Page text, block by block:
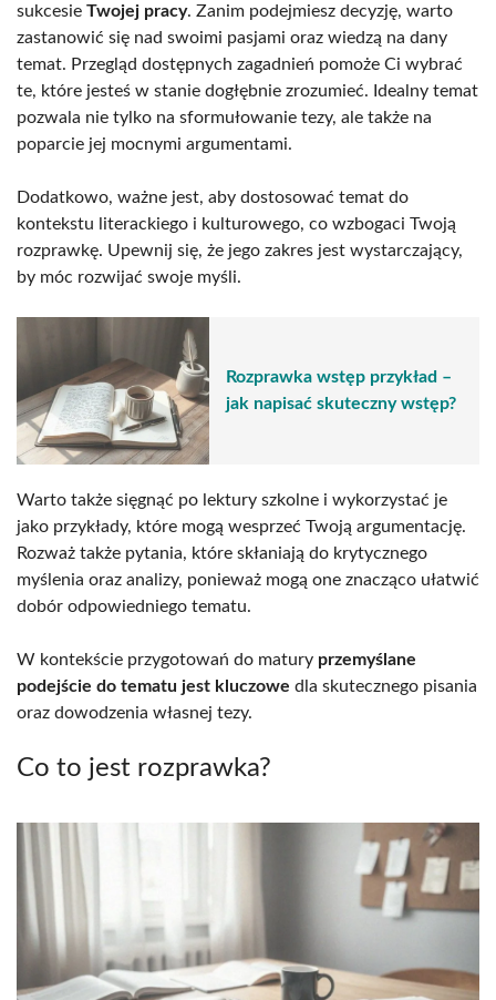
sukcesie Twojej pracy. Zanim podejmiesz decyzję, warto
zastanowić się nad swoimi pasjami oraz wiedzą na dany
temat. Przegląd dostępnych zagadnień pomoże Ci wybrać
te, które jesteś w stanie dogłębnie zrozumieć. Idealny temat
pozwala nie tylko na sformułowanie tezy, ale także na
poparcie jej mocnymi argumentami.
Dodatkowo, ważne jest, aby dostosować temat do
kontekstu literackiego i kulturowego, co wzbogaci Twoją
rozprawkę. Upewnij się, że jego zakres jest wystarczający,
by móc rozwijać swoje myśli.
Rozprawka wstęp przykład –
jak napisać skuteczny wstęp?
Warto także sięgnąć po lektury szkolne i wykorzystać je
jako przykłady, które mogą wesprzeć Twoją argumentację.
Rozważ także pytania, które skłaniają do krytycznego
myślenia oraz analizy, ponieważ mogą one znacząco ułatwić
dobór odpowiedniego tematu.
W kontekście przygotowań do matury przemyślane
podejście do tematu jest kluczowe dla skutecznego pisania
oraz dowodzenia własnej tezy.
Co to jest rozprawka?